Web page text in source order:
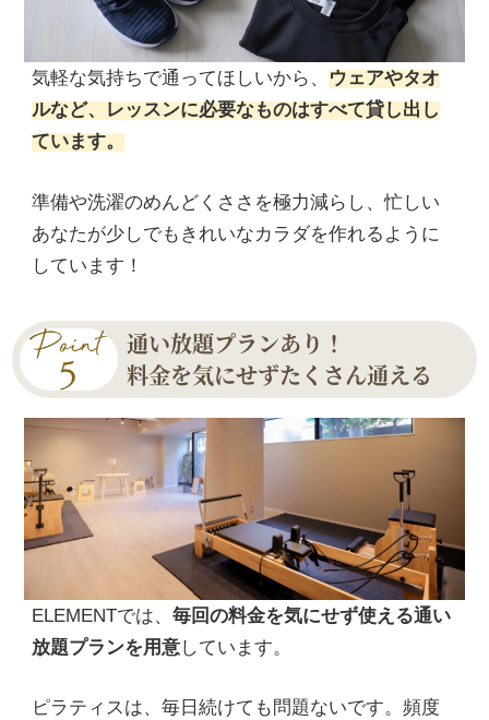
気軽な気持ちで通ってほしいから、 ウェアやタオ
ルなど、レッスンに必要なものはすべて貸し出し
ています。
準備や洗濯のめんどくささを極力減らし、忙しい
あなたが少しでもきれいなカラダを作れるように
しています！
通い放題プランあり！
料金を気にせずたくさん通える
ELEMENTでは、毎回の料金を気にせず使える通い
放題プランを用意しています。
ピラティスは、毎日続けても問題ないです。頻度